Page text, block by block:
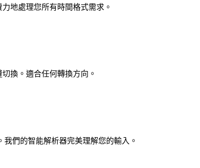
地處理您所有時間格式需求。
換。適合任何轉換方向。
們的智能解析器完美理解您的輸入。